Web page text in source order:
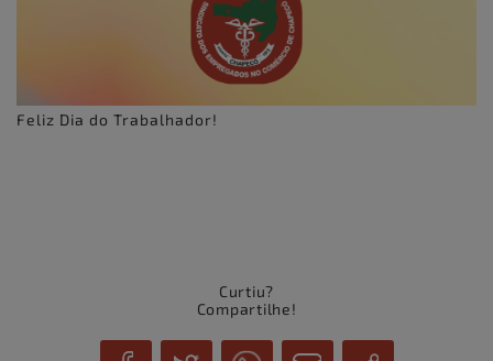
Feliz Dia do Trabalhador!
Curtiu?
Compartilhe!